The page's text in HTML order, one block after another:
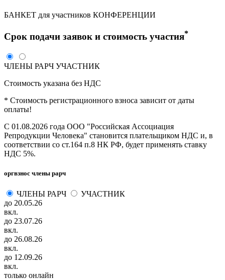
БАНКЕТ для участников КОНФЕРЕНЦИИ
Срок подачи заявок и стоимость участия*
ЧЛЕНЫ РАРЧ УЧАСТНИК
Стоимость указана без НДС
* Стоимость регистрационного взноса зависит от даты
оплаты!
С 01.08.2026 года ООО "Российская Ассоциация
Репродукции Человека" становится плательщиком НДС и, в
соответствии со ст.164 п.8 НК РФ, будет применять ставку
НДС 5%.
оргвзнос члены рарч
ЧЛЕНЫ РАРЧ
УЧАСТНИК
до 20.05.26
вкл.
до 23.07.26
вкл.
до 26.08.26
вкл.
до 12.09.26
вкл.
только онлайн